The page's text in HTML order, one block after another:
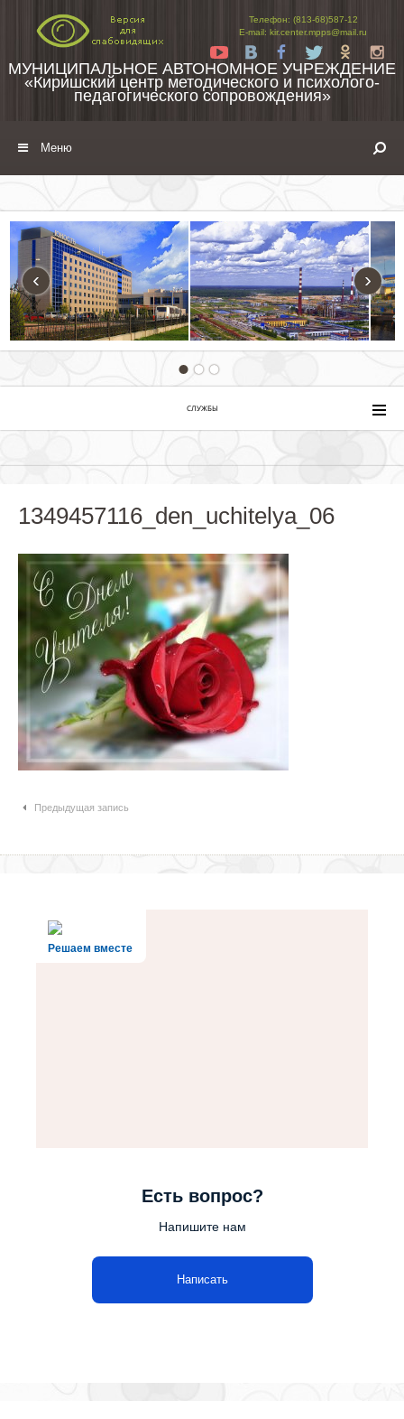
Телефон: (813-68)587-12
E-mail: kir.center.mpps@mail.ru
Yt
Tw
МУНИЦИПАЛЬНОЕ АВТОНОМНОЕ УЧРЕЖДЕНИЕ
«Киришский центр методического и психолого-
педагогического сопровождения»
Меню
‹ ›
СЛУЖБЫ
1349457116_den_uchitelya_06
Навигация по статьям
Предыдущая запись
Решаем вместе
Есть вопрос?
Напишите нам
Написать